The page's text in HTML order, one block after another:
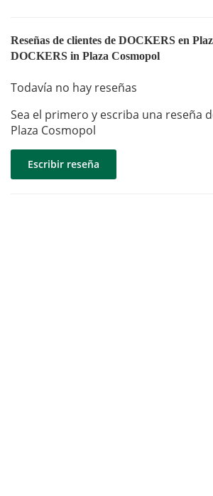
Reseñas de clientes de DOCKERS en
DOCKERS in Plaza Cosmopol
Todavía no hay reseñas
Sea el primero y escriba una reseña
Plaza Cosmopol
Escribir reseña